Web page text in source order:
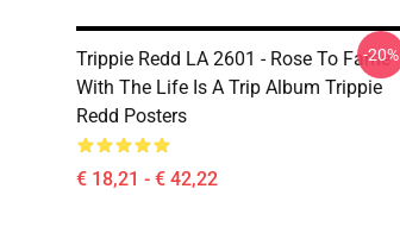
Trippie Redd LA 2601 - Rose To Fame
With The Life Is A Trip Album Trippie
Redd Posters
€ 18,21 - € 42,22
-20%